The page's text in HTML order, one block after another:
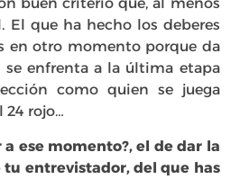
buen criterio que, al menos
El que ha hecho los deberes
en otro momento porque da
se enfrenta a la última etapa
como quien se juega
24 rojo…
a ese momento?, el de dar la
tu entrevistador, del que has